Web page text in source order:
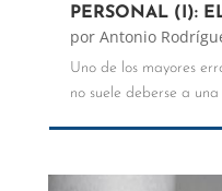
PERSONAL (I):
por Antonio
Uno de los mayores
no suele deberse a